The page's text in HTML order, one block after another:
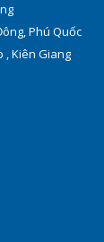
Phú Quốc
, Kiên Giang